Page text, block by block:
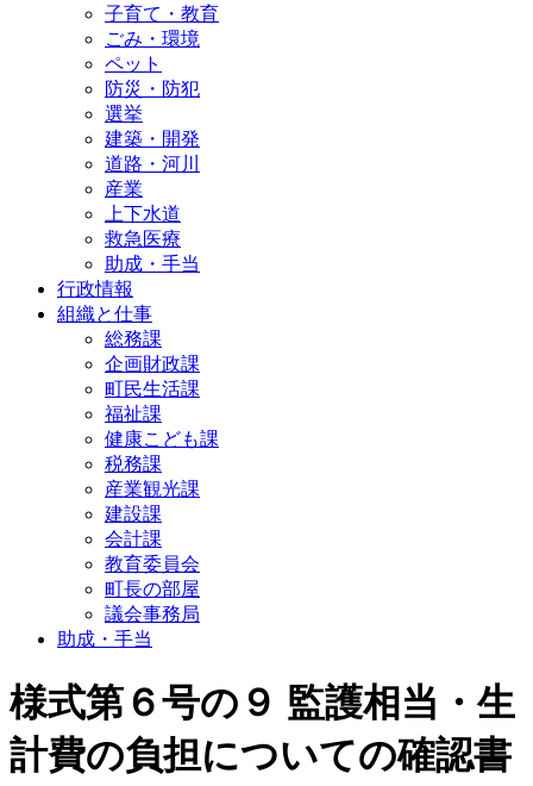
子育て・教育
ごみ・環境
ペット
防災・防犯
選挙
建築・開発
道路・河川
産業
上下水道
救急医療
助成・手当
行政情報
組織と仕事
総務課
企画財政課
町民生活課
福祉課
健康こども課
税務課
産業観光課
建設課
会計課
教育委員会
町長の部屋
議会事務局
助成・手当
様式第６号の９ 監護相当・生
計費の負担についての確認書